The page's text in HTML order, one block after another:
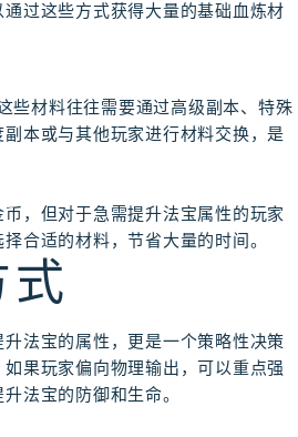
过这些方式获得大量的基础血炼材
些材料往往需要通过高级副本、特殊
本或与其他玩家进行材料交换，是
，但对于急需提升法宝属性的玩家
合适的材料，节省大量的时间。
法宝的属性，更是一个策略性决策
果玩家偏向物理输出，可以重点强
法宝的防御和生命。